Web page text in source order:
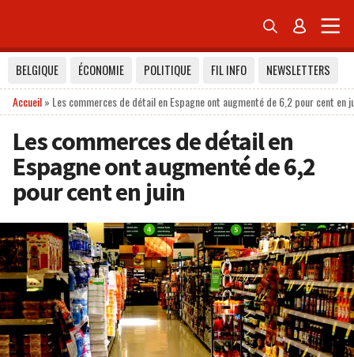
 
BELGIQUE ÉCONOMIE POLITIQUE FIL INFO
NEWSLETTERS
Accueil» Les commerces de détail en Espagne ont augmenté de 6,2 pour cent en
Les commerces de détail en
Espagne ont augmenté de 6,2
pour cent en juin